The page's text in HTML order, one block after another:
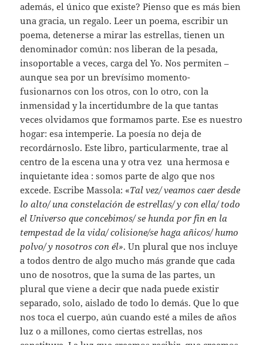
además, el único que existe? Pienso que es más bien
una gracia, un regalo. Leer un poema, escribir un
poema, detenerse a mirar las estrellas, tienen un
denominador común: nos liberan de la pesada,
insoportable a veces, carga del Yo. Nos permiten –
aunque sea por un brevísimo momento-
fusionarnos con los otros, con lo otro, con la
inmensidad y la incertidumbre de la que tantas
veces olvidamos que formamos parte. Ese es nuestro
hogar: esa intemperie. La poesía no deja de
recordárnoslo. Este libro, particularmente, trae al
centro de la escena una y otra vez una hermosa e
inquietante idea : somos parte de algo que nos
excede. Escribe Massola: «Tal vez/ veamos caer desde
lo alto/ una constelación de estrellas/ y con ella/ todo
el Universo que concebimos/ se hunda por fin en la
tempestad de la vida/ colisione/se haga añicos/ humo
polvo/ y nosotros con él». Un plural que nos incluye
a todos dentro de algo mucho más grande que cada
uno de nosotros, que la suma de las partes, un
plural que viene a decir que nada puede existir
separado, solo, aislado de todo lo demás. Que lo que
nos toca el cuerpo, aún cuando esté a miles de años
luz o a millones, como ciertas estrellas, nos